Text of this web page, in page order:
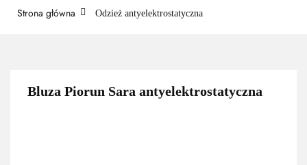
Strona główna Odzież antyelektrostatyczna
Bluza Piorun Sara antyelektrostatyczna